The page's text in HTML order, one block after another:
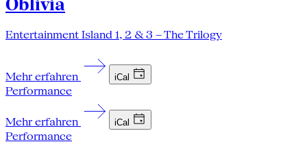
Oblivia
Entertainment Island 1, 2 & 3 – The Trilogy
Mehr erfahren iCal
Performance
Mehr erfahren iCal
Performance